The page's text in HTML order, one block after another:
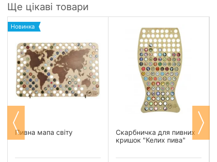
Ще цікаві товари
Новинка
Пивна мапа світу
Скарбничка для пивних
кришок "Келих пива"